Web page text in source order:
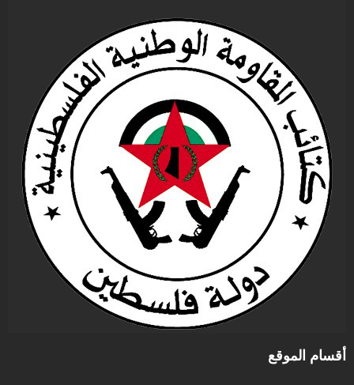
أقسام الموقع